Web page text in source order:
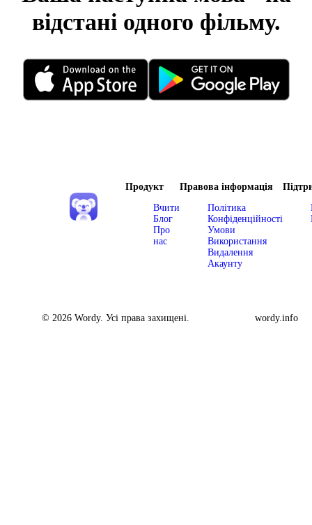
відстані одного фільму.
Продукт
Вчити
Блог
Про
нас
Правова інформація
Політика
Конфіденційності
Умови
Використання
Видалення
Акаунту
© 2026 Wordy. Усі права захищені. wordy.info